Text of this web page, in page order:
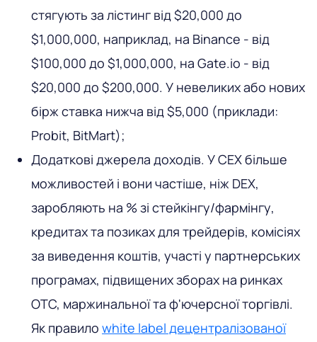
стягують за лістинг від $20,000 до
$1,000,000, наприклад, на Binance - від
$100,000 до $1,000,000, на Gate.io - від
$20,000 до $200,000. У невеликих або нових
бірж ставка нижча від $5,000 (приклади:
Probit, BitMart);
Додаткові джерела доходів. У CEX більше
можливостей і вони частіше, ніж DEX,
заробляють на % зі стейкінгу/фармінгу,
кредитах та позиках для трейдерів, комісіях
за виведення коштів, участі у партнерських
програмах, підвищених зборах на ринках
OTC, маржинальної та ф'ючерсної торгівлі.
Як правило white label децентралізованої